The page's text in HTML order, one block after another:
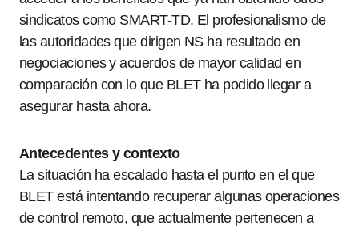
sindicatos como SMART-TD. El profesionalismo de
las autoridades que dirigen NS ha resultado en
negociaciones y acuerdos de mayor calidad en
comparación con lo que BLET ha podido llegar a
asegurar hasta ahora.
Antecedentes y contexto
La situación ha escalado hasta el punto en el que
BLET está intentando recuperar algunas operaciones
de control remoto, que actualmente pertenecen a